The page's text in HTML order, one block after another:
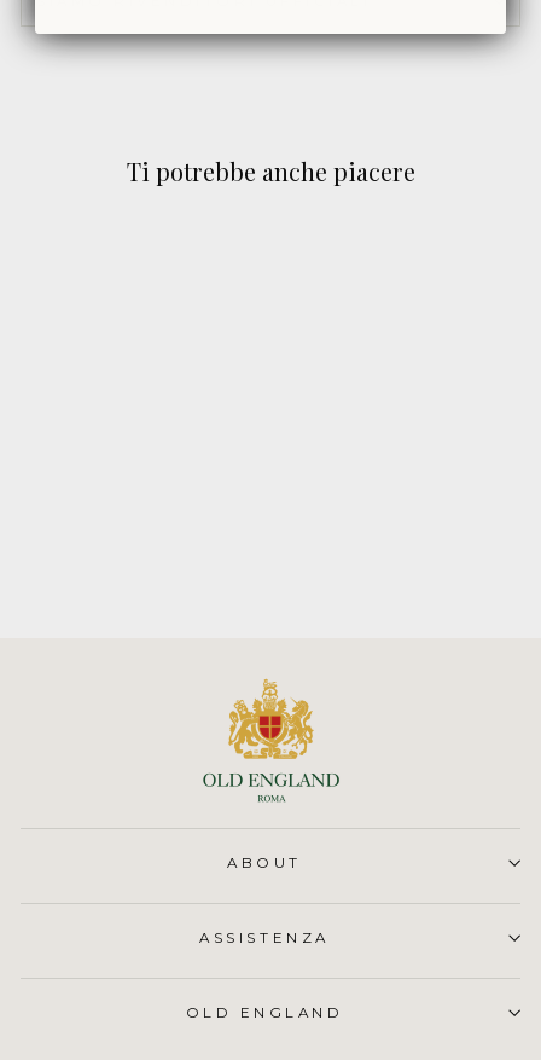
Ti potrebbe anche piacere
ABOUT
ASSISTENZA
OLD ENGLAND